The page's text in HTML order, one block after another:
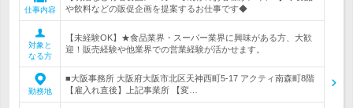
仕事内容
や飲料などの販促企画を提案するお仕事です◆
対象と
なる方
【未経験OK】★食品業界・スーパー業界に興味がある方、大歓
迎！販売経験や他業界での営業経験が活かせます。
勤務地
■大阪事務所 大阪府大阪市北区天神西町5-17 アクティ南森町8階
【雇入れ直後】上記事業所 【変…